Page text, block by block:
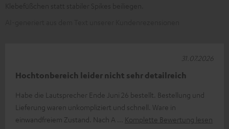
Hochtonbereich leider nicht sehr detailreich
Habe die Lautsprecher Ende Juni 26 bestellt. Bestellung und
Lieferung waren unkompliziert und schnell. Ware in
einwandfreiem Zustand. Nach A
Komplette Bewertung lesen
31.07.2026